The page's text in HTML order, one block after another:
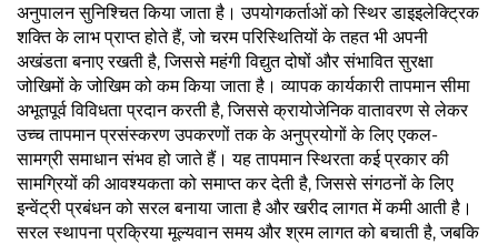
अनुपालन सुनिश्चित किया जाता है। उपयोगकर्ताओं को स्थिर डाइइलेक्ट्रिक
शक्ति के लाभ प्राप्त होते हैं, जो चरम परिस्थितियों के तहत भी अपनी
अखंडता बनाए रखती है, जिससे महंगी विद्युत दोषों और संभावित सुरक्षा
जोखिमों के जोखिम को कम किया जाता है। व्यापक कार्यकारी तापमान सीमा
अभूतपूर्व विविधता प्रदान करती है, जिससे क्रायोजेनिक वातावरण से लेकर
उच्च तापमान प्रसंस्करण उपकरणों तक के अनुप्रयोगों के लिए एकल-
सामग्री समाधान संभव हो जाते हैं। यह तापमान स्थिरता कई प्रकार की
सामग्रियों की आवश्यकता को समाप्त कर देती है, जिससे संगठनों के लिए
इन्वेंट्री प्रबंधन को सरल बनाया जाता है और खरीद लागत में कमी आती है।
सरल स्थापना प्रक्रिया मूल्यवान समय और श्रम लागत को बचाती है, जबकि